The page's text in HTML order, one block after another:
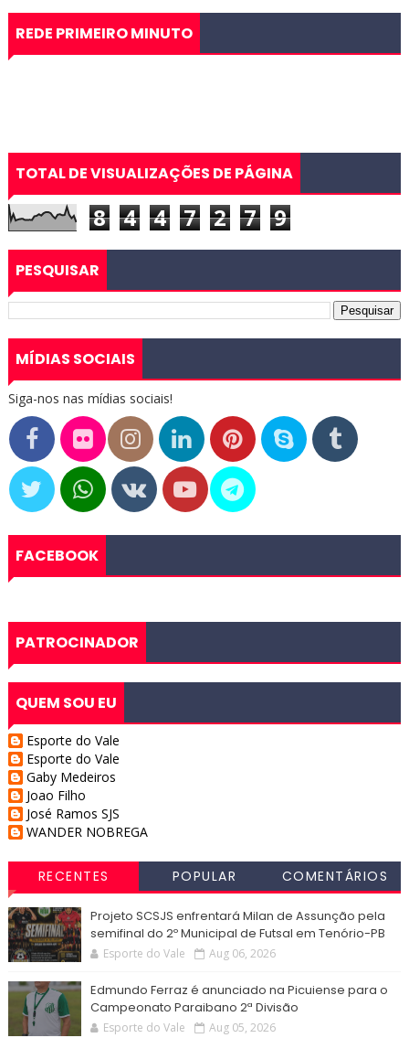
REDE PRIMEIRO MINUTO
TOTAL DE VISUALIZAÇÕES DE PÁGINA
8 4 4 7 2 7 9
PESQUISAR
MÍDIAS SOCIAIS
Siga-nos nas mídias sociais!
FACEBOOK
PATROCINADOR
QUEM SOU EU
Esporte do Vale
Esporte do Vale
Gaby Medeiros
Joao Filho
José Ramos SJS
WANDER NOBREGA
RECENTES POPULAR COMENTÁRIOS
Projeto SCSJS enfrentará Milan de Assunção pela
semifinal do 2º Municipal de Futsal em Tenório-PB
Esporte do Vale Aug 06, 2026
Edmundo Ferraz é anunciado na Picuiense para o
Campeonato Paraibano 2ª Divisão
Esporte do Vale Aug 05, 2026